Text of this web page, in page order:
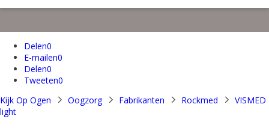
Delen0
E-mailen0
Delen0
Tweeten0
Kijk Op Ogen
Oogzorg Fabrikanten Rockmed
VISMED
light